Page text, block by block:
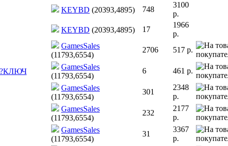
KEYBD (20393,4895) 748
3100
р.
KEYBD (20393,4895) 17
1966
р.
GamesSales
(11793,6554)
2706 517 р.
GamesSales
(11793,6554)
6 461 р.
GamesSales
(11793,6554)
301
2348
р.
GamesSales
(11793,6554)
232
2177
р.
GamesSales
(11793,6554)
31
3367
р.